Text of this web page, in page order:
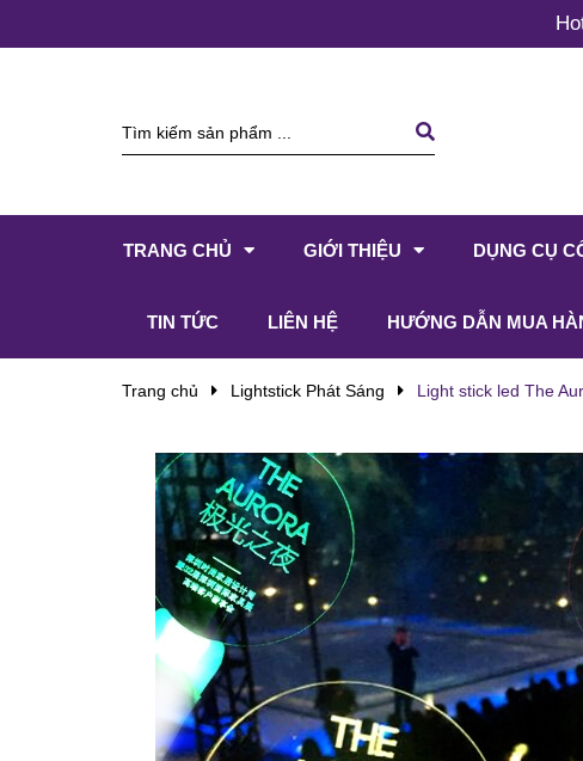
TRANG CHỦ GIỚI THIỆU DỤNG CỤ
TIN TỨC LIÊN HỆ HƯỚNG DẪN MUA
Trang chủ Lightstick Phát Sáng Light stick led The